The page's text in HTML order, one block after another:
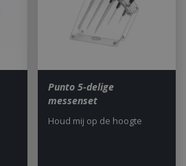
Punto 5-delige
messenset
Houd mij op de hoogte